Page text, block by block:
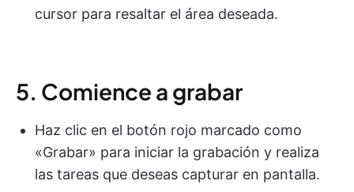
cursor para resaltar el área deseada.
5. Comience a grabar
Haz clic en el botón rojo marcado como
«Grabar» para iniciar la grabación y realiza
las tareas que deseas capturar en pantalla.